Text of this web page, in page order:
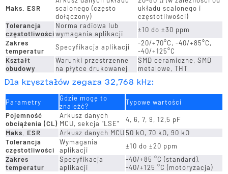
Maks. ESR
scalonego (często
dołączony)
układu scalonego i
częstotliwości)
Tolerancja
częstotliwości
Norma radiowa lub
wymagania aplikacji
±10 do ±30 ppm
Zakres
temperatur
Specyfikacja aplikacji
-20/+70°C, -40/+85°C,
-40/+125°C
Kształt
obudowy
Warunki przestrzenne
na płytce drukowanej
SMD ceramiczne, SMD
metalowe, THT
Dla kryształów zegara 32,768 kHz:
Parametry
Gdzie mogę to
znaleźć?
Typowe wartości
Pojemność
obciążenia (CL)
Arkusz danych
MCU, sekcja "LSE"
4, 6, 7, 9, 12,5 pF
Maks. ESR
Arkusz danych MCU50 kΩ, 70 kΩ, 90 kΩ
Tolerancja
częstotliwości
Wymagania
aplikacji
±10 do ±20 ppm
Zakres
temperatur
Specyfikacja
aplikacji
-40/+85 °C (standard),
-40/+125 °C (motoryzacja)